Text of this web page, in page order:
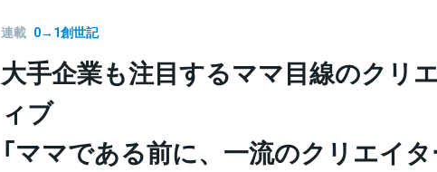
連載 0→1創世記
大手企業も注目するママ目線のクリ
ィブ
「ママである前に、一流のクリエイ